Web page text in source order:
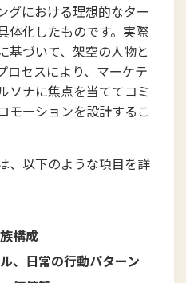
グにおける理想的なター
体化したものです。実際
基づいて、架空の人物と
ロセスにより、マーケテ
ソナに焦点を当ててコミ
モーションを設計するこ
、以下のような項目を詳
構成
、日常の行動パターン